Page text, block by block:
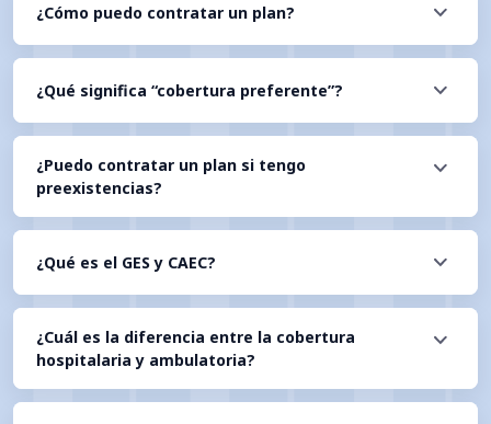
¿Cómo puedo contratar un plan?
¿Qué significa “cobertura preferente”?
¿Puedo contratar un plan si tengo
preexistencias?
¿Qué es el GES y CAEC?
¿Cuál es la diferencia entre la cobertura
hospitalaria y ambulatoria?